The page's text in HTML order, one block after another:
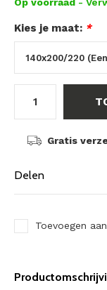
Kies je maat: *
Gratis
Delen
Toevoegen